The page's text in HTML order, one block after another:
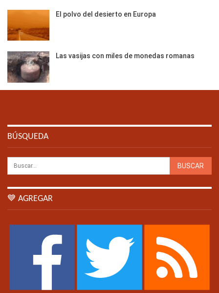
El polvo del desierto en Europa
Las vasijas con miles de monedas romanas
BÚSQUEDA
💙 AGREGAR